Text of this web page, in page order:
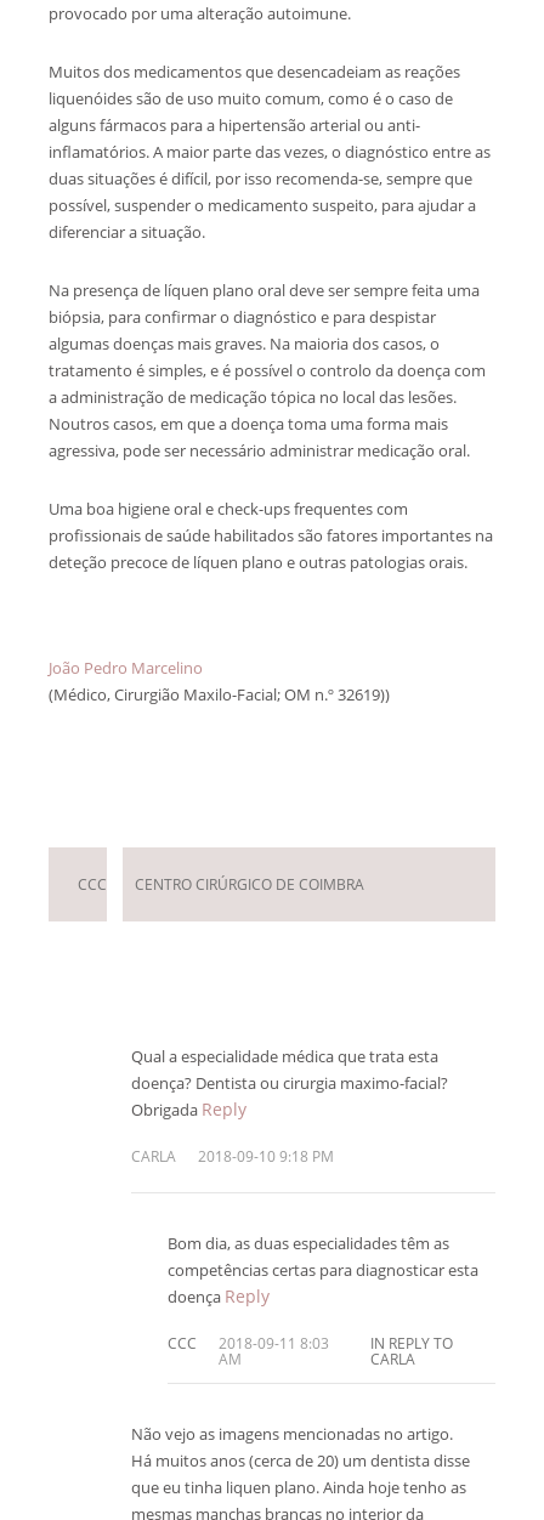
provocado por uma alteração autoimune.
Muitos dos medicamentos que desencadeiam as reações
liquenóides são de uso muito comum, como é o caso de
alguns fármacos para a hipertensão arterial ou anti-
inflamatórios. A maior parte das vezes, o diagnóstico entre as
duas situações é difícil, por isso recomenda-se, sempre que
possível, suspender o medicamento suspeito, para ajudar a
diferenciar a situação.
Na presença de líquen plano oral deve ser sempre feita uma
biópsia, para confirmar o diagnóstico e para despistar
algumas doenças mais graves. Na maioria dos casos, o
tratamento é simples, e é possível o controlo da doença com
a administração de medicação tópica no local das lesões.
Noutros casos, em que a doença toma uma forma mais
agressiva, pode ser necessário administrar medicação oral.
Uma boa higiene oral e check-ups frequentes com
profissionais de saúde habilitados são fatores importantes na
deteção precoce de líquen plano e outras patologias orais.
João Pedro Marcelino
(Médico, Cirurgião Maxilo-Facial; OM n.º 32619))
CCC CENTRO CIRÚRGICO DE COIMBRA
Qual a especialidade médica que trata esta
doença? Dentista ou cirurgia maximo-facial?
Obrigada Reply
CARLA 2018-09-10 9:18 PM
Bom dia, as duas especialidades têm as
competências certas para diagnosticar esta
doença Reply
CCC 2018-09-11 8:03
AM
IN REPLY TO
CARLA
Não vejo as imagens mencionadas no artigo.
Há muitos anos (cerca de 20) um dentista disse
que eu tinha liquen plano. Ainda hoje tenho as
mesmas manchas brancas no interior da